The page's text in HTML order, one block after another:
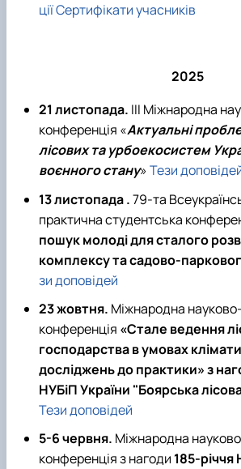
ціїСертифікати учасників
2025
21 листопада. ІІІ Міжнародна
конференція «Актуальні
лісових та урбоекосистем
воєнного стану»Тези
13 листопада .79-та
практична студентська
пошук молоді для сталого
комплексу та садово-
зи доповідей
23 жовтня. Міжнародна
конференція «Стале ведення
господарства в умовах
досліджень до практики» з
НУБіП України "Боярська
Тези доповідей
5-6 червня. Міжнародна
конференція з нагоди 185-річчя